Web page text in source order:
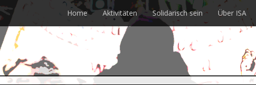
to
main
content
Home Aktivitäten Solidarisch sein Über ISA